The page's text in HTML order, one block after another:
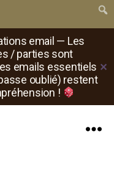
email — Les
/ parties sont
emails essentiels
oublié) restent
!
✕